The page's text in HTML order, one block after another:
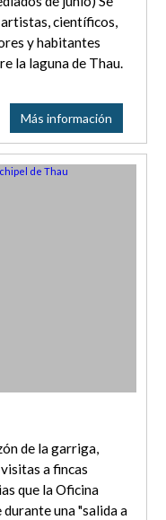
científicos,
y habitantes
la laguna de Thau.
Más información
de la garriga,
a fincas
que la Oficina
una "salida a